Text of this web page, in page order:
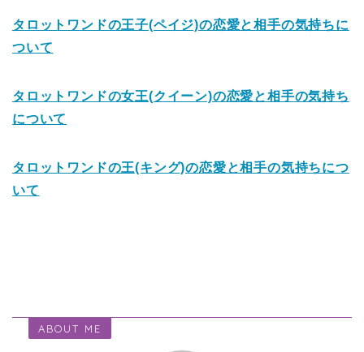
タロットワンドの王子(ペイジ)の恋愛と相手の気持ちに
ついて
タロットワンドの女王(クイーン)の恋愛と相手の気持ち
について
タロットワンドの王(キング)の恋愛と相手の気持ちにつ
いて
ABOUT ME